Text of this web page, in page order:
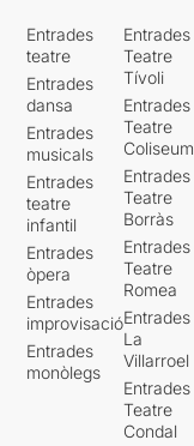
Entrades
teatre
Entrades
dansa
Entrades
musicals
Entrades
teatre
infantil
Entrades
òpera
Entrades
improvisació
Entrades
monòlegs
Entrades
Teatre
Tívoli
Entrades
Teatre
Coliseum
Entrades
Teatre
Borràs
Entrades
Teatre
Romea
Entrades
La
Villarroel
Entrades
Teatre
Condal